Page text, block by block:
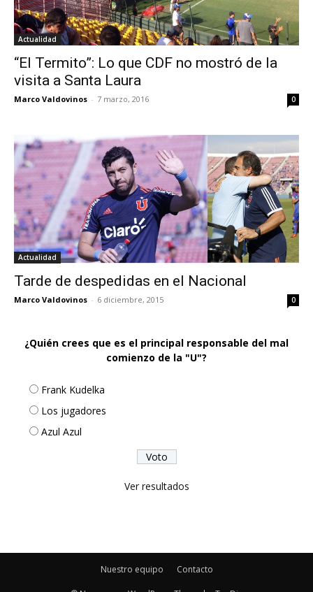
Actualidad
“El Termito”: Lo que CDF no mostró de la
visita a Santa Laura
Marco Valdovinos - 7 marzo, 2016 0
Actualidad
Tarde de despedidas en el Nacional
Marco Valdovinos - 6 diciembre, 2015 0
¿Quién crees que es el principal responsable del mal
comienzo de la "U"?
Frank Kudelka
Los jugadores
Azul Azul
Ver resultados
Nuestro equipo Contacto